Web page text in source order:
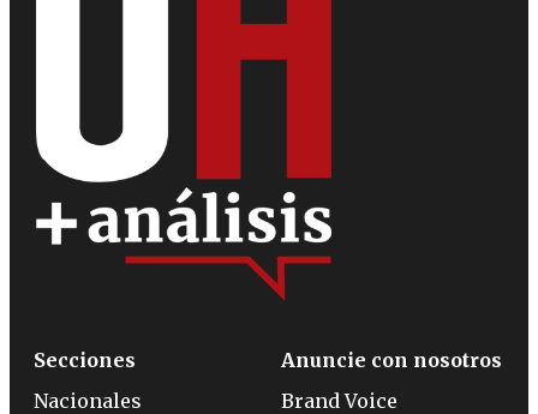
Secciones
Nacionales
Anuncie con nosotros
Brand Voice